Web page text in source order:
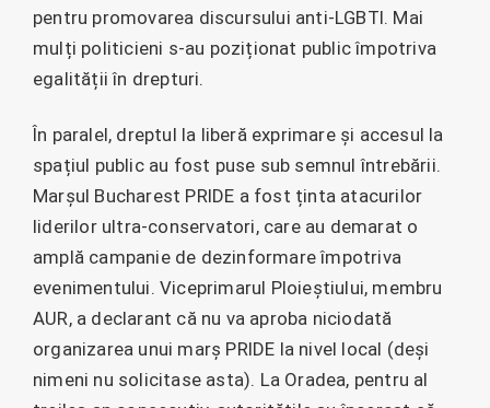
pentru promovarea discursului anti-LGBTI. Mai
mulți politicieni s-au poziționat public împotriva
egalității în drepturi.
În paralel, dreptul la liberă exprimare și accesul la
spațiul public au fost puse sub semnul întrebării.
Marșul Bucharest PRIDE a fost ținta atacurilor
liderilor ultra-conservatori, care au demarat o
amplă campanie de dezinformare împotriva
evenimentului. Viceprimarul Ploieștiului, membru
AUR, a declarant că nu va aproba niciodată
organizarea unui marș PRIDE la nivel local (deși
nimeni nu solicitase asta). La Oradea, pentru al